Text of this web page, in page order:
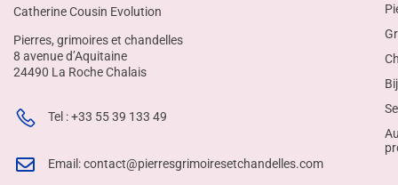
Catherine Cousin Evolution
Pierres, grimoires et chandelles
8 avenue d’Aquitaine
24490 La Roche Chalais
Tel : +33 55 39 133 49
Email: contact@pierresgrimoiresetchandelles.com